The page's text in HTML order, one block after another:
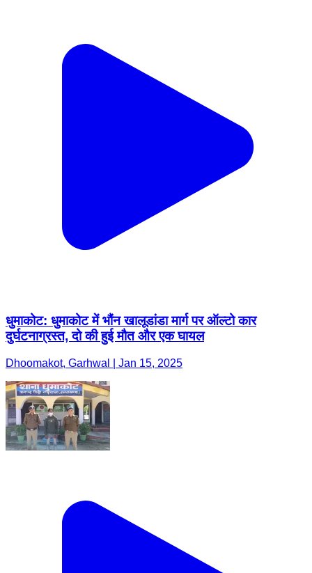
धुमाकोट: धुमाकोट में भौंन खालूडांडा मार्ग पर ऑल्टो कार
दुर्घटनाग्रस्त, दो की हुई मौत और एक घायल
Dhoomakot, Garhwal | Jan 15, 2025